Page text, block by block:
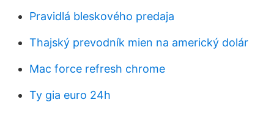
Pravidlá bleskového predaja
Thajský prevodník mien na americký dolár
Mac force refresh chrome
Ty gia euro 24h